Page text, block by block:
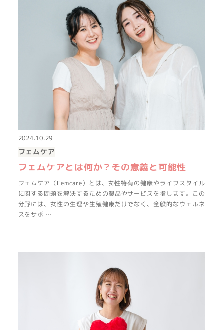
2024.10.29
フェムケア
フェムケアとは何か？その意義と可能性
フェムケア（Femcare）とは、女性特有の健康やライフスタイル
に関する問題を解決するための製品やサービスを指します。この
分野には、女性の生理や生殖健康だけでなく、全般的なウェルネ
スをサポ …